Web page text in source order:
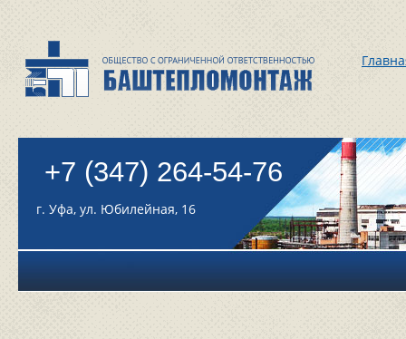
+7 (347) 264-54-76
г. Уфа, ул. Юбилейная, 16